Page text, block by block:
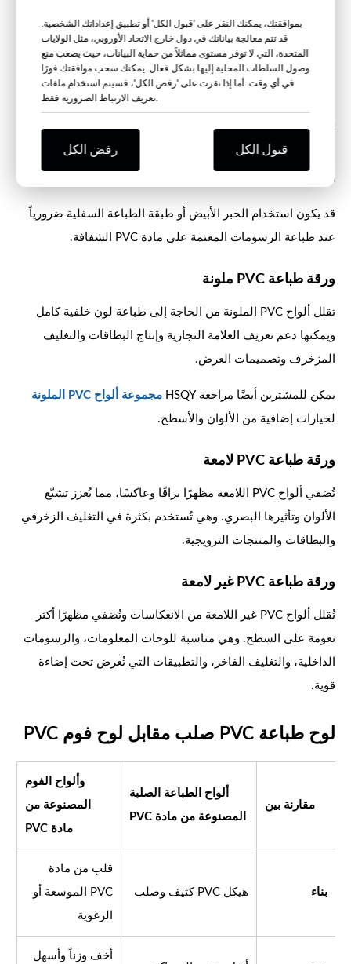
والبطاقات وشاشات العرض والتغليف المطبوع حيث يكون التباين
اللوني العالي مطلوبًا.
تُعدّ ألواح PVC الشفافة مناسبة للتغليف الشفاف، ونوافذ الصناديق،
والأغطية، والمنتجات الترويجية، والتصاميم التي يجب أن تظل فيها
الخلفية أو المنتج المعبأ مرئيًا.
قد يكون استخدام الحبر الأبيض أو طبقة الطباعة السفلية ضرورياً
عند طباعة الرسومات المعتمة على مادة PVC الشفافة.
ورقة طباعة PVC ملونة
تقلل ألواح PVC الملونة من الحاجة إلى طباعة لون خلفية كامل
ويمكنها دعم تعريف العلامة التجارية وإنتاج البطاقات والتغليف
المزخرف وتصميمات العرض.
يمكن للمشترين أيضًا مراجعة HSQY
مجموعة ألواح PVC الملونة
لخيارات إضافية من الألوان والأسطح.
ورقة طباعة PVC لامعة
تُضفي ألواح PVC اللامعة مظهرًا براقًا وعاكسًا، مما يُعزز تشبّع
الألوان وتأثيرها البصري. وهي تُستخدم بكثرة في التغليف الزخرفي
والبطاقات والمنتجات الترويجية.
ورقة طباعة PVC غير لامعة
تُقلل ألواح PVC غير اللامعة من الانعكاسات وتُضفي مظهرًا أكثر
نعومة على السطح. وهي مناسبة للوحات المعلومات، والرسومات
الداخلية، والتغليف الفاخر، والتطبيقات التي تُعرض تحت إضاءة
قوية.
لوح طباعة PVC صلب مقابل لوح فوم PVC
مقارنة بين
ألواح الطباعة الصلبة
المصنوعة من مادة PVC
وألواح الفوم
المصنوعة من
مادة PVC
بناء هيكل PVC كثيف وصلب
قلب من مادة
PVC الموسعة أو
الرغوية
أخف وزناً وأسهل
بموافقتك، يمكنك النقر على 'قبول الكل' أو تطبيق إعداداتك الشخصية.
قد تتم معالجة بياناتك في دول خارج الاتحاد الأوروبي، مثل الولايات
المتحدة، التي لا توفر مستوى مماثلاً من حماية البيانات، حيث يصعب منع
وصول السلطات المحلية إليها بشكل فعال. يمكنك سحب موافقتك فورًا
في أي وقت. أما إذا نقرت على 'رفض الكل'، فسيتم استخدام ملفات
تعريف الارتباط الضرورية فقط.
رفض الكل قبول الكل